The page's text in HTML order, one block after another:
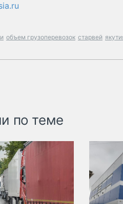
объем грузоперевозок старвей
по теме